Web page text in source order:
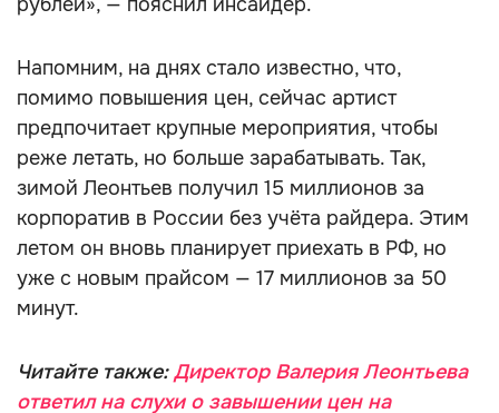
Напомним, на днях стало известно, что,
помимо повышения цен, сейчас артист
предпочитает крупные мероприятия, чтобы
реже летать, но больше зарабатывать. Так,
зимой Леонтьев получил 15 миллионов за
корпоратив в России без учёта райдера. Этим
летом он вновь планирует приехать в РФ, но
уже с новым прайсом — 17 миллионов за 50
минут.
Читайте также:Директор Валерия Леонтьева
ответил на слухи о завышении цен на